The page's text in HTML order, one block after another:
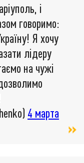
і
говоримо:
Я хочу
лідеру
на чужі
4 марта